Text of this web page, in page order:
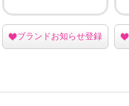
ブランドお知らせ登録